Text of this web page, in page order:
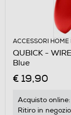
ACCESSORI HOME
QUBICK -
Blue
€ 19,90
Acquisto online:
Ritiro in